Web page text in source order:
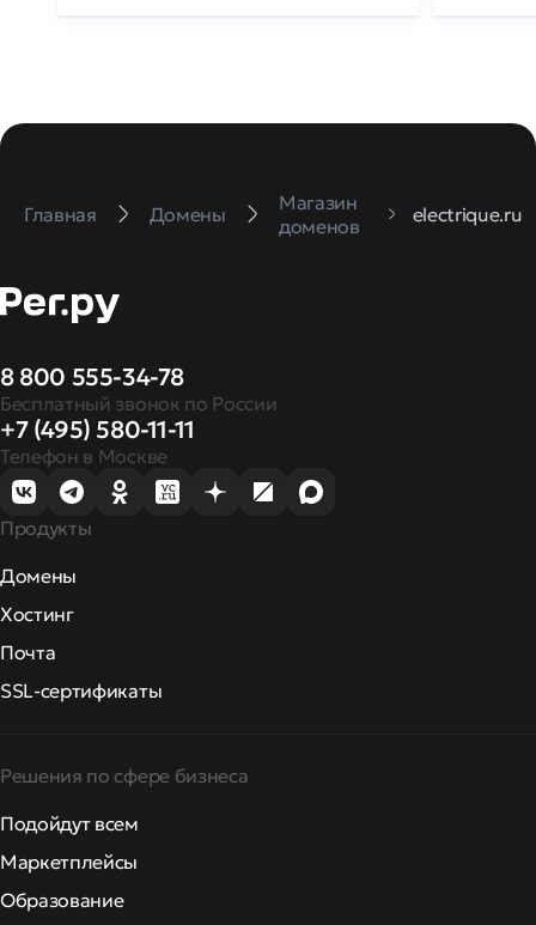
Главная Домены
Магазин
доменов
electrique.ru
8 800 555-34-78
Бесплатный звонок по России
+7 (495) 580-11-11
Телефон в Москве
Продукты
Домены
Хостинг
Почта
SSL-сертификаты
Решения по сфере бизнеса
Подойдут всем
Маркетплейсы
Образование